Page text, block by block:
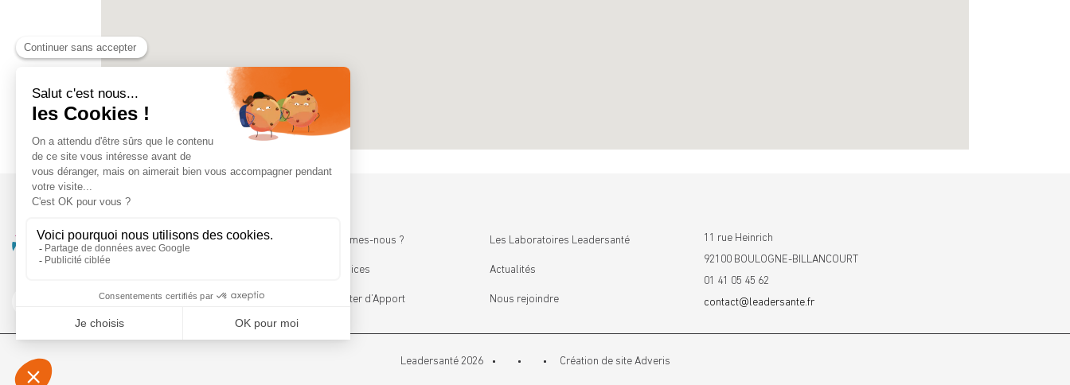
Qui sommes-nous ?
Les services
Le Booster d’Apport
Les Laboratoires Leadersanté
Actualités
Nous rejoindre
11 rue Heinrich
92100 BOULOGNE-BILLANCOURT
01 41 05 45 62
contact@leadersante.fr
Leadersanté 2026 Création de site Adveris